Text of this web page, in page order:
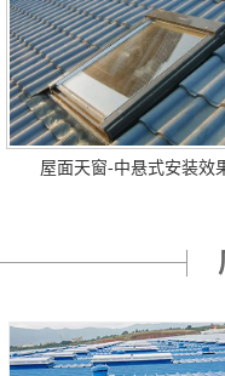
屋面天窗-中悬式安装效